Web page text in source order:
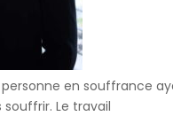
en souffrance
souffrir. Le travail